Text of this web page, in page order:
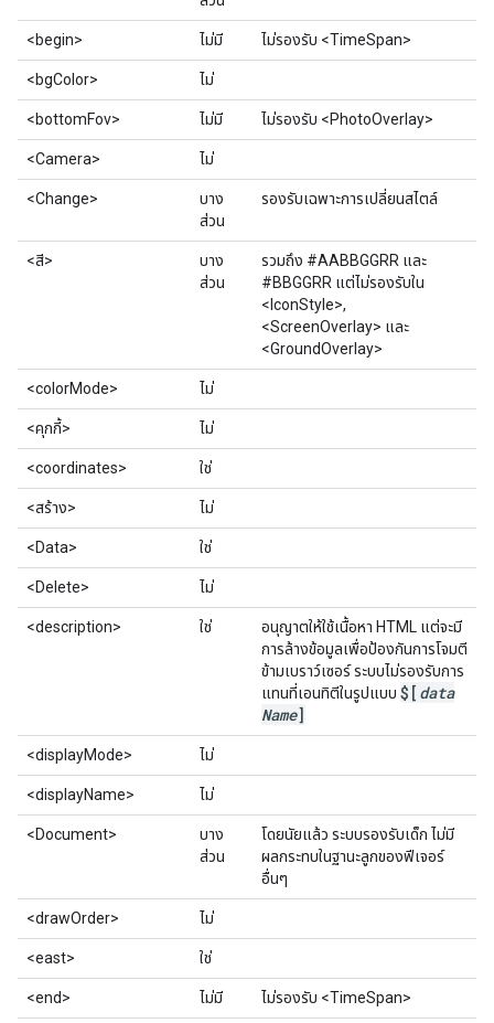
<begin> ไม่มี ไม่รองรับ <TimeSpan>
<bgColor> ไม่
<bottomFov> ไม่มี ไม่รองรับ <PhotoOverlay>
<Camera> ไม่
<Change>
บาง
ส่วน
รองรับเฉพาะการเปลี่ยนสไตล์
<สี>
บาง
ส่วน
รวมถึง #AABBGGRR และ
#BBGGRR แต่ไม่รองรับใน
<IconStyle>,
<ScreenOverlay> และ
<GroundOverlay>
<colorMode> ไม่
<คุกกี้> ไม่
<coordinates> ใช่
<สร้าง> ไม่
<Data> ใช่
<Delete> ไม่
<description> ใช่
อนุญาตให้ใช้เนื้อหา HTML แต่จะมี
การล้างข้อมูลเพื่อป้องกันการโจมตี
ข้ามเบราว์เซอร์ ระบบไม่รองรับการ
แทนที่เอนทิตีในรูปแบบ $[ data
Name]
<displayMode> ไม่
<displayName> ไม่
<Document>
บาง
ส่วน
โดยนัยแล้ว ระบบรองรับเด็ก ไม่มี
ผลกระทบในฐานะลูกของฟีเจอร์
อื่นๆ
<drawOrder> ไม่
<east> ใช่
<end> ไม่มี ไม่รองรับ <TimeSpan>